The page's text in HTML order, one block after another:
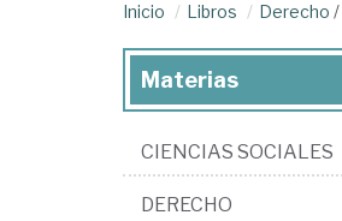
Inicio Libros Derecho /
Materias
CIENCIAS SOCIALES
DERECHO